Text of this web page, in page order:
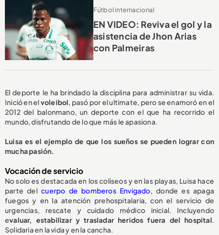
Fútbol internacional
EN VIDEO: Reviva el gol y la
asistencia de Jhon Arias
con Palmeiras
El deporte le ha brindado la disciplina para administrar su vida.
Inició en elvoleibol, pasó por el ultimate, pero se enamoró en el
2012 del balonmano, un deporte con el que ha recorrido el
mundo, disfrutando de lo que más le apasiona.
Luisa es el ejemplo de que los sueños se pueden lograr con
mucha pasión.
Vocación de servicio
No solo es destacada en los coliseos y en las playas, Luisa hace
parte delcuerpo de bomberos Envigado, donde es apaga
fuegos y en la atención prehospitalaria, con el servicio de
urgencias, rescate y cuidado médico inicial. Incluyendo
evaluar, estabilizar y trasladar heridos fuera del hospital.
Solidaria en la vida y en la cancha.